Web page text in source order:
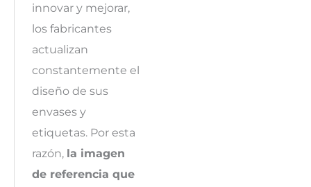
innovar y mejorar,
los fabricantes
actualizan
constantemente el
diseño de sus
envases y
etiquetas. Por esta
razón, la imagen
de referencia que